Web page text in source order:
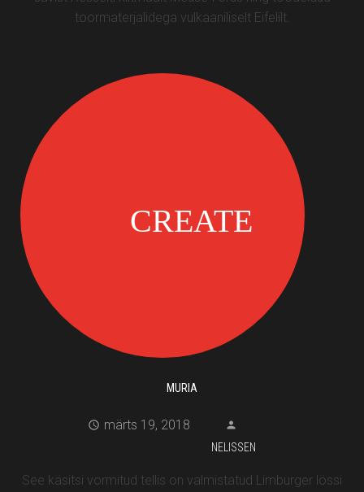
toormaterjalidega vulkaaniliselt Eifelilt.
MURIA
märts 19, 2018
NELISSEN
See käsitsi vormitud tellis on valmistatud Limburger lössi